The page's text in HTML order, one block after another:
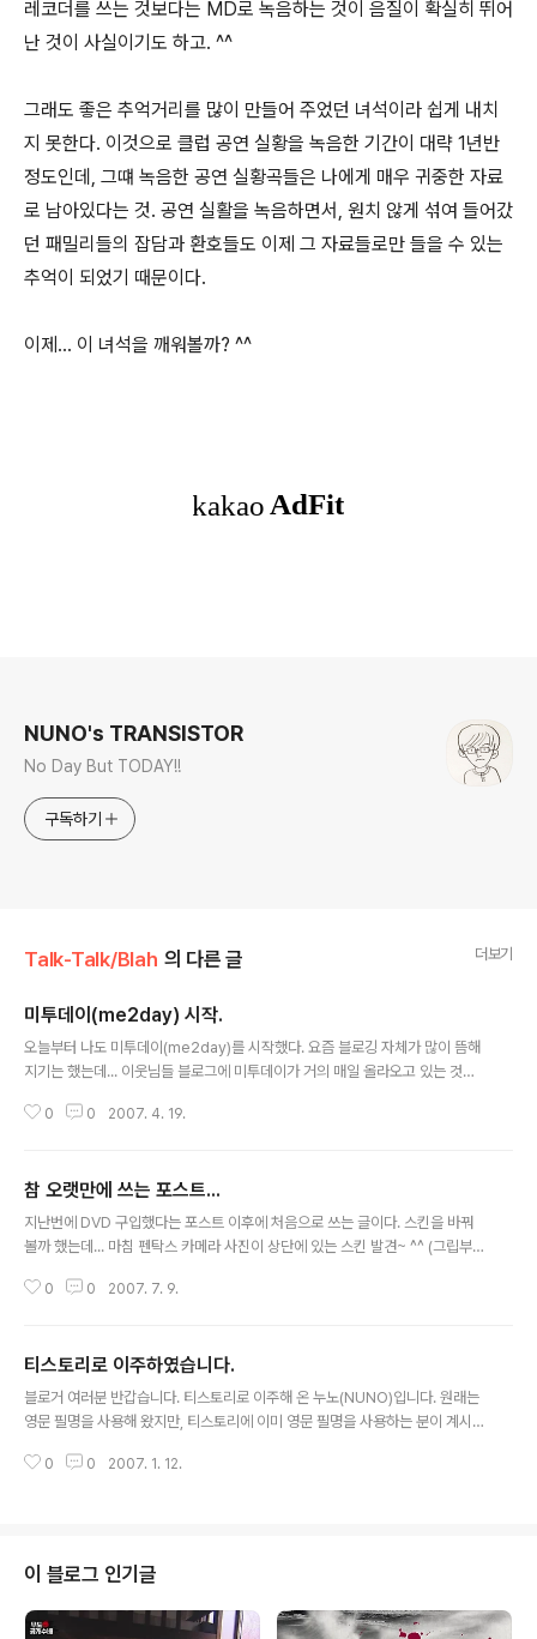
레코더를 쓰는 것보다는 MD로 녹음하는 것이 음질이 확실히 뛰어
난 것이 사실이기도 하고. ^^
그래도 좋은 추억거리를 많이 만들어 주었던 녀석이라 쉽게 내치
지 못한다. 이것으로 클럽 공연 실황을 녹음한 기간이 대략 1년반
정도인데, 그떄 녹음한 공연 실황곡들은 나에게 매우 귀중한 자료
로 남아있다는 것. 공연 실활을 녹음하면서, 원치 않게 섞여 들어갔
던 패밀리들의 잡담과 환호들도 이제 그 자료들로만 들을 수 있는
추억이 되었기 때문이다.
이제... 이 녀석을 깨워볼까? ^^
NUNO's TRANSISTOR
No Day But TODAY!!
구독하기
Talk-Talk/Blah 의 다른 글 더보기
미투데이(me2day) 시작.
오늘부터 나도 미투데이(me2day)를 시작했다. 요즘 블로깅 자체가 많이 뜸해
지기는 했는데... 이웃님들 블로그에 미투데이가 거의 매일 올라오고 있는 것을
덧글(comment)형 블로그였던 것이다. 게다가 낙장불입!! 한번 내뱉은 말을 주
말 한마디 한마디 조심스러워지게 되지 않을까 싶다. 한마디를 남기더라도 신중
하게 해야 한다는 것. ^^ 블로그로 보내기는 바로 이곳 티스토리 블로그로 해 두
었다. 새벽 4시에 자동 업데이트. ^^ ※ 초대장 마구마구 드립니다~ ^..
0 0 2007. 4. 19.
참 오랫만에 쓰는 포스트...
지난번에 DVD 구입했다는 포스트 이후에 처음으로 쓰는 글이다. 스킨을 바꿔
볼까 했는데... 마침 펜탁스 카메라 사진이 상단에 있는 스킨 발견~ ^^ (그립부
것 같다. 좀 돌아다니기도 하고, 사진도 찍고, 공연도 보고... 데이트도 하고... ^^
드러난 상태인데... 아직 회비도 입금하지 않았다;; (내일 꼭 해야지) 촬영은 거의
하지 못했다는 표현이 옳겠지. 이래서야 어디... ㅠ.ㅠ 몸이 하나라는 것이 참 안
타까울 뿐... 하긴, 남들도 다들 몸은 하나..
0 0 2007. 7. 9.
티스토리로 이주하였습니다.
블로거 여러분 반갑습니다. 티스토리로 이주해 온 누노(NUNO)입니다. 원래는
영문 필명을 사용해 왔지만, 티스토리에 이미 영문 필명을 사용하는 분이 계시
통하여 간간히 수정할 예정입니다. 개인 계정, 도메인에 워드프레스로 블로그를
니다. 유료 호스팅, 종전 스카이넷 무료 호스팅의 데이터는 모두 백업하였으나
이곳 티스토리 블로그에는 게재하지 않을 예정입니다. 사실, 시간도 많이 걸린
답니다. 워..
0 0 2007. 1. 12.
이 블로그 인기글